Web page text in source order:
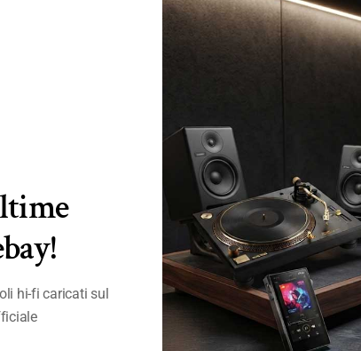
Quick View
Set home theater Klipsch Reference 7.2.4 R-605FA
Shop
4.990,00€
hi-fi caricati sul